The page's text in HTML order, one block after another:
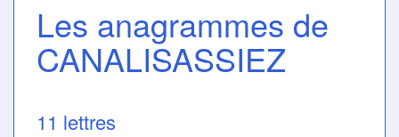
Les anagrammes de
CANALISASSIEZ
11 lettres